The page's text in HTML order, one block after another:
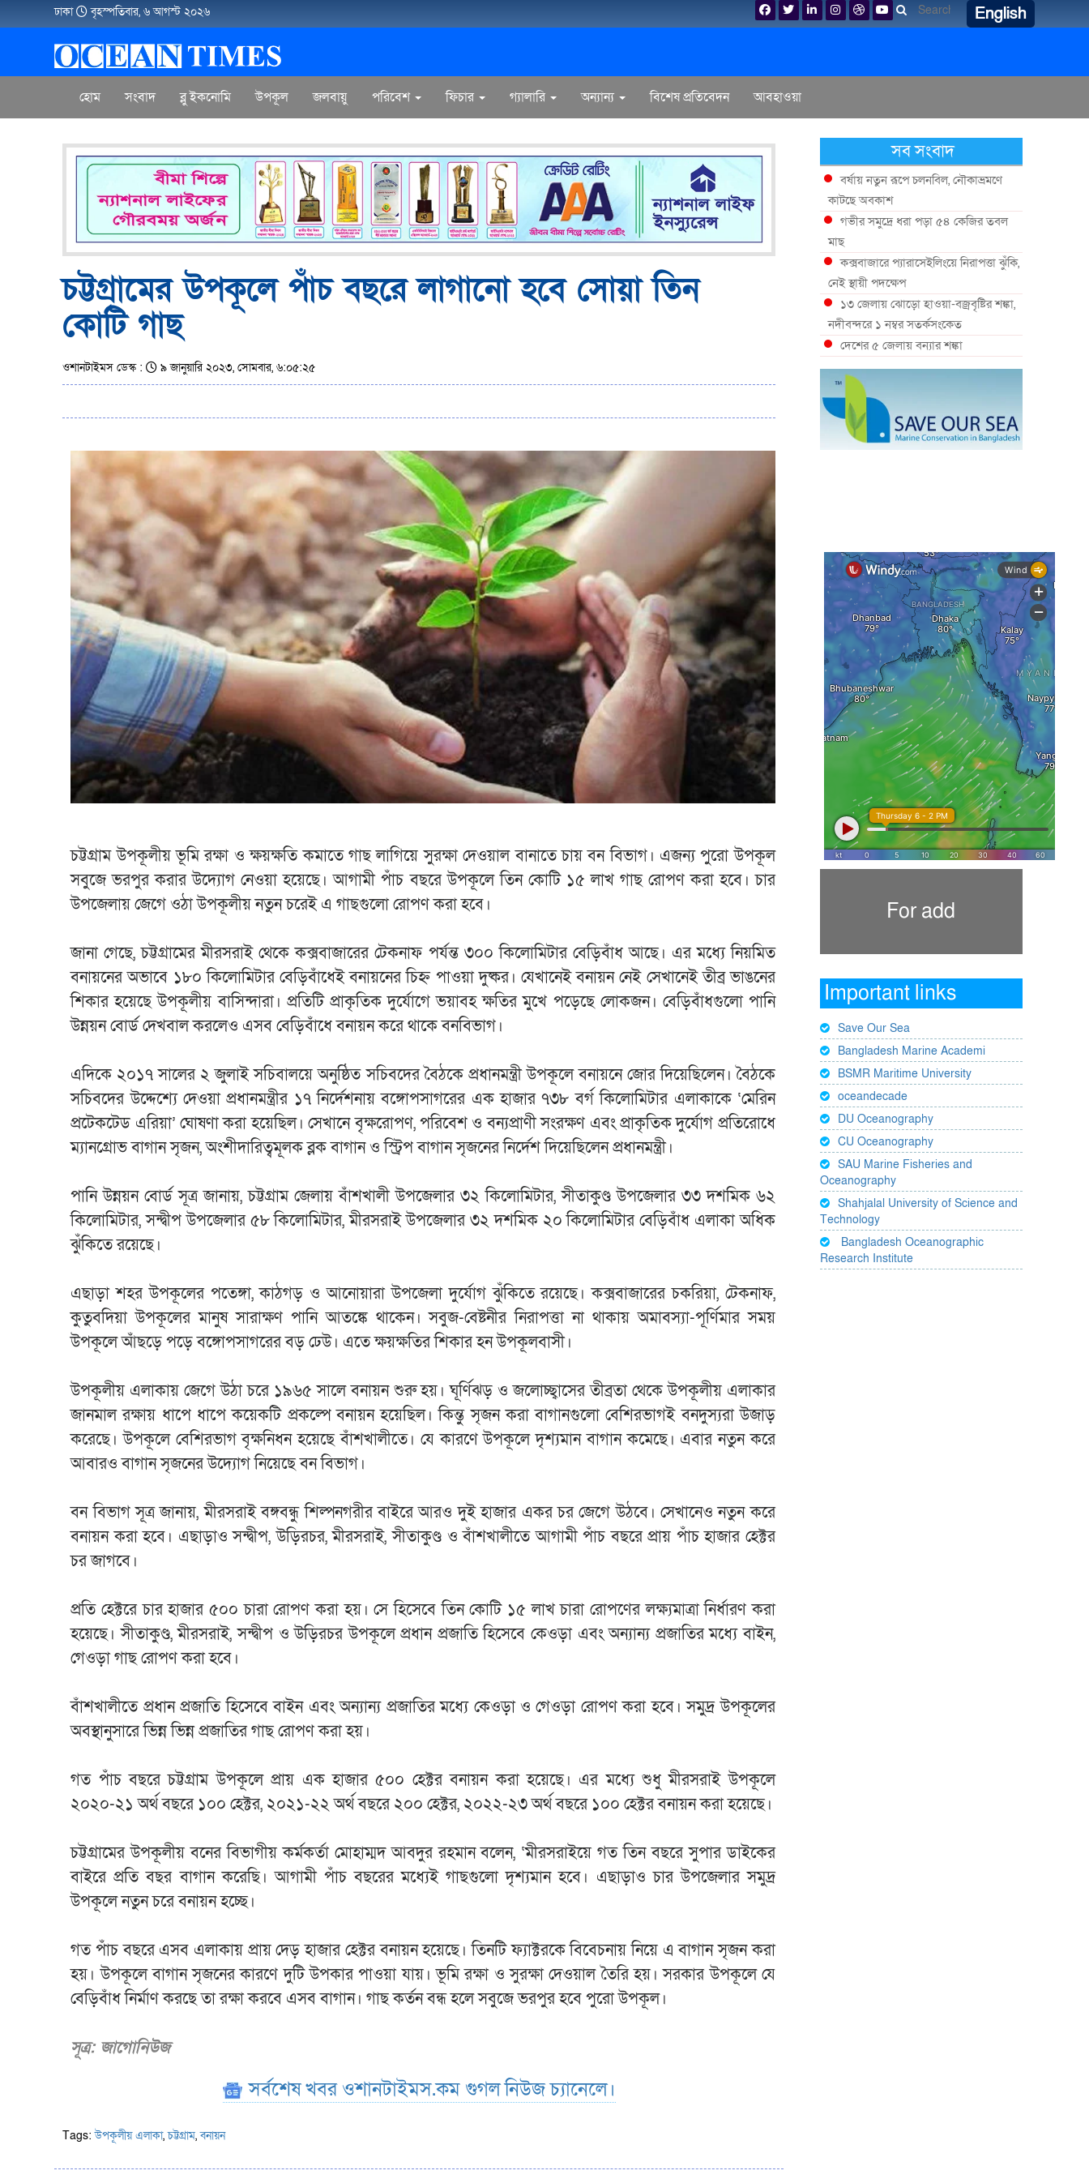
ঢাকা বৃহস্পতিবার, ৬ আগস্ট ২০২৬ English
হোম সংবাদ ব্লু ইকনোমি উপকূল জলবায়ু পরিবেশ ফিচার গ্যালারি অন্যান্য বিশেষ প্রতিবেদন আবহাওয়া
চট্টগ্রামের উপকূলে পাঁচ বছরে লাগানো হবে সোয়া তিন
কোটি গাছ
ওশানটাইমস ডেস্ক : ৯ জানুয়ারি ২০২৩, সোমবার, ৬:০৫:২৫
চট্টগ্রাম উপকূলীয় ভূমি রক্ষা ও ক্ষয়ক্ষতি কমাতে গাছ লাগিয়ে সুরক্ষা দেওয়াল বানাতে চায় বন বিভাগ। এজন্য পুরো উপকূল
সবুজে ভরপুর করার উদ্যোগ নেওয়া হয়েছে। আগামী পাঁচ বছরে উপকূলে তিন কোটি ১৫ লাখ গাছ রোপণ করা হবে। চার
উপজেলায় জেগে ওঠা উপকূলীয় নতুন চরেই এ গাছগুলো রোপণ করা হবে।
জানা গেছে, চট্টগ্রামের মীরসরাই থেকে কক্সবাজারের টেকনাফ পর্যন্ত ৩০০ কিলোমিটার বেড়িবাঁধ আছে। এর মধ্যে নিয়মিত
বনায়নের অভাবে ১৮০ কিলোমিটার বেড়িবাঁধেই বনায়নের চিহ্ন পাওয়া দুষ্কর। যেখানেই বনায়ন নেই সেখানেই তীব্র ভাঙনের
শিকার হয়েছে উপকূলীয় বাসিন্দারা। প্রতিটি প্রাকৃতিক দুর্যোগে ভয়াবহ ক্ষতির মুখে পড়েছে লোকজন। বেড়িবাঁধগুলো পানি
উন্নয়ন বোর্ড দেখবাল করলেও এসব বেড়িবাঁধে বনায়ন করে থাকে বনবিভাগ।
এদিকে ২০১৭ সালের ২ জুলাই সচিবালয়ে অনুষ্ঠিত সচিবদের বৈঠকে প্রধানমন্ত্রী উপকূলে বনায়নে জোর দিয়েছিলেন। বৈঠকে
সচিবদের উদ্দেশ্যে দেওয়া প্রধানমন্ত্রীর ১৭ নির্দেশনায় বঙ্গোপসাগরের এক হাজার ৭৩৮ বর্গ কিলোমিটার এলাকাকে ‘মেরিন
প্রটেকটেড এরিয়া’ ঘোষণা করা হয়েছিল। সেখানে বৃক্ষরোপণ, পরিবেশ ও বন্যপ্রাণী সংরক্ষণ এবং প্রাকৃতিক দুর্যোগ প্রতিরোধে
ম্যানগ্রোভ বাগান সৃজন, অংশীদারিত্বমূলক ব্লক বাগান ও স্ট্রিপ বাগান সৃজনের নির্দেশ দিয়েছিলেন প্রধানমন্ত্রী।
পানি উন্নয়ন বোর্ড সূত্র জানায়, চট্টগ্রাম জেলায় বাঁশখালী উপজেলার ৩২ কিলোমিটার, সীতাকুণ্ড উপজেলার ৩৩ দশমিক ৬২
কিলোমিটার, সন্দ্বীপ উপজেলার ৫৮ কিলোমিটার, মীরসরাই উপজেলার ৩২ দশমিক ২০ কিলোমিটার বেড়িবাঁধ এলাকা অধিক
ঝুঁকিতে রয়েছে।
এছাড়া শহর উপকূলের পতেঙ্গা, কাঠগড় ও আনোয়ারা উপজেলা দুর্যোগ ঝুঁকিতে রয়েছে। কক্সবাজারের চকরিয়া, টেকনাফ,
কুতুবদিয়া উপকূলের মানুষ সারাক্ষণ পানি আতঙ্কে থাকেন। সবুজ-বেষ্টনীর নিরাপত্তা না থাকায় অমাবস্যা-পূর্ণিমার সময়
উপকূলে আঁছড়ে পড়ে বঙ্গোপসাগরের বড় ঢেউ। এতে ক্ষয়ক্ষতির শিকার হন উপকূলবাসী।
উপকূলীয় এলাকায় জেগে উঠা চরে ১৯৬৫ সালে বনায়ন শুরু হয়। ঘূর্ণিঝড় ও জলোচ্ছ্বাসের তীব্রতা থেকে উপকূলীয় এলাকার
জানমাল রক্ষায় ধাপে ধাপে কয়েকটি প্রকল্পে বনায়ন হয়েছিল। কিন্তু সৃজন করা বাগানগুলো বেশিরভাগই বনদুস্যরা উজাড়
করেছে। উপকূলে বেশিরভাগ বৃক্ষনিধন হয়েছে বাঁশখালীতে। যে কারণে উপকূলে দৃশ্যমান বাগান কমেছে। এবার নতুন করে
আবারও বাগান সৃজনের উদ্যোগ নিয়েছে বন বিভাগ।
বন বিভাগ সূত্র জানায়, মীরসরাই বঙ্গবন্ধু শিল্পনগরীর বাইরে আরও দুই হাজার একর চর জেগে উঠবে। সেখানেও নতুন করে
বনায়ন করা হবে। এছাড়াও সন্দ্বীপ, উড়িরচর, মীরসরাই, সীতাকুণ্ড ও বাঁশখালীতে আগামী পাঁচ বছরে প্রায় পাঁচ হাজার হেক্টর
চর জাগবে।
প্রতি হেক্টরে চার হাজার ৫০০ চারা রোপণ করা হয়। সে হিসেবে তিন কোটি ১৫ লাখ চারা রোপণের লক্ষ্যমাত্রা নির্ধারণ করা
হয়েছে। সীতাকুণ্ড, মীরসরাই, সন্দ্বীপ ও উড়িরচর উপকূলে প্রধান প্রজাতি হিসেবে কেওড়া এবং অন্যান্য প্রজাতির মধ্যে বাইন,
গেওড়া গাছ রোপণ করা হবে।
বাঁশখালীতে প্রধান প্রজাতি হিসেবে বাইন এবং অন্যান্য প্রজাতির মধ্যে কেওড়া ও গেওড়া রোপণ করা হবে। সমুদ্র উপকূলের
অবস্থানুসারে ভিন্ন ভিন্ন প্রজাতির গাছ রোপণ করা হয়।
গত পাঁচ বছরে চট্টগ্রাম উপকূলে প্রায় এক হাজার ৫০০ হেক্টর বনায়ন করা হয়েছে। এর মধ্যে শুধু মীরসরাই উপকূলে
২০২০-২১ অর্থ বছরে ১০০ হেক্টর, ২০২১-২২ অর্থ বছরে ২০০ হেক্টর, ২০২২-২৩ অর্থ বছরে ১০০ হেক্টর বনায়ন করা হয়েছে।
চট্টগ্রামের উপকূলীয় বনের বিভাগীয় কর্মকর্তা মোহাম্মদ আবদুর রহমান বলেন, ‘মীরসরাইয়ে গত তিন বছরে সুপার ডাইকের
বাইরে প্রতি বছর বাগান করেছি। আগামী পাঁচ বছরের মধ্যেই গাছগুলো দৃশ্যমান হবে। এছাড়াও চার উপজেলার সমুদ্র
উপকূলে নতুন চরে বনায়ন হচ্ছে।
গত পাঁচ বছরে এসব এলাকায় প্রায় দেড় হাজার হেক্টর বনায়ন হয়েছে। তিনটি ফ্যাক্টরকে বিবেচনায় নিয়ে এ বাগান সৃজন করা
হয়। উপকূলে বাগান সৃজনের কারণে দুটি উপকার পাওয়া যায়। ভূমি রক্ষা ও সুরক্ষা দেওয়াল তৈরি হয়। সরকার উপকূলে যে
বেড়িবাঁধ নির্মাণ করছে তা রক্ষা করবে এসব বাগান। গাছ কর্তন বন্ধ হলে সবুজে ভরপুর হবে পুরো উপকূল।
সূত্র: জাগোনিউজ
সর্বশেষ খবর ওশানটাইমস.কম গুগল নিউজ চ্যানেলে।
Tags:উপকূলীয় এলাকা,চট্টগ্রাম,বনায়ন
সব সংবাদ
বর্ষায় নতুন রূপে চলনবিল, নৌকাভ্রমণে
কাটছে অবকাশ
গভীর সমুদ্রে ধরা পড়া ৫৪ কেজির তবল
মাছ
কক্সবাজারে প্যারাসেইলিংয়ে নিরাপত্তা ঝুঁকি,
নেই স্থায়ী পদক্ষেপ
১৩ জেলায় ঝোড়ো হাওয়া-বজ্রবৃষ্টির শঙ্কা,
নদীবন্দরে ১ নম্বর সতর্কসংকেত
দেশের ৫ জেলায় বন্যার শঙ্কা
দেশের বিভিন্ন অঞ্চলে বজ্রবৃষ্টির আভাস,
ঢাকার আকাশও মেঘলা
আগস্টে টানা বৃষ্টি ও বন্যার আভাস, সাগরে
একাধিক লঘুচাপের শঙ্কা
স্বস্তি ও শঙ্কার পূর্বাভাস দিল আবহাওয়া
For add
Important links
Save Our Sea
Bangladesh Marine Academi
BSMR Maritime University
oceandecade
DU Oceanography
CU Oceanography
SAU Marine Fisheries and
Oceanography
Shahjalal University of Science and
Technology
Bangladesh Oceanographic
Research Institute